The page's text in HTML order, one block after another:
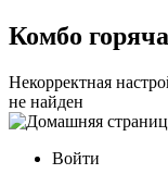
Комбо
Некорректная
не найден
Войти